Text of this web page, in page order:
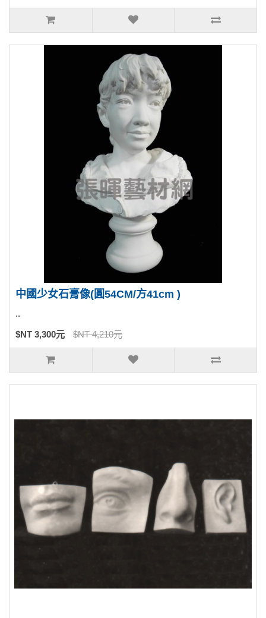
中國少女石膏像(圓54CM/方41cm )
..
$NT 3,300元 $NT 4,210元